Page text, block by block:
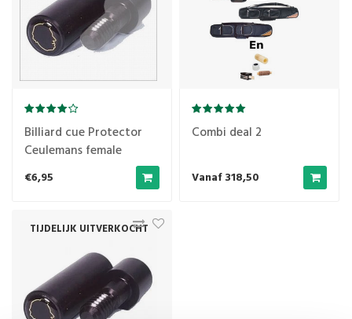
Billiard cue Protector
Ceulemans female
€6,95
Combi deal 2
Vanaf 318,50
TIJDELIJK UITVERKOCHT